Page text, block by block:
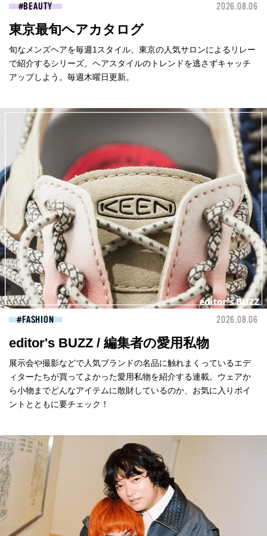
BEAUTY 2026.08.06
東京最旬ヘアカタログ
旬なメンズヘアを毎週1スタイル、東京の人気サロンによるリレー
で紹介するシリーズ。ヘアスタイルのトレンドを逃さずキャッチ
アップしよう。毎週木曜日更新。
FASHION 2026.08.06
editor's BUZZ / 編集者の愛用私物
展示会や撮影などで人気ブランドの名品に触れまくっているエデ
ィターたちが買ってよかった愛用私物を紹介する連載。ウェアか
ら小物までどんなアイテムに散財しているのか、お気に入りポイ
ントとともに要チェック！